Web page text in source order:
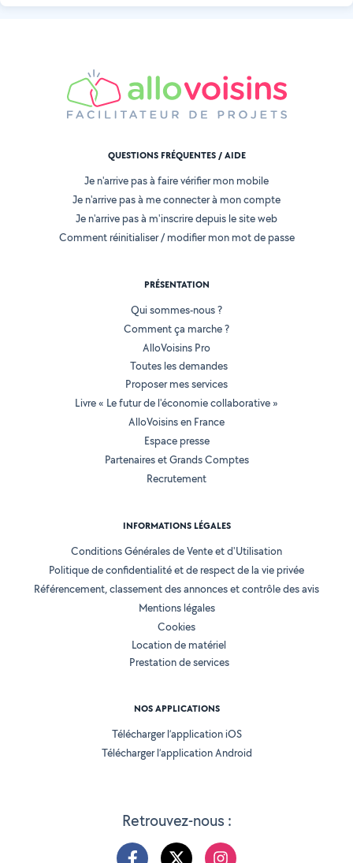
Retrouvez-nous :
QUESTIONS FRÉQUENTES / AIDE
Je n'arrive pas à faire vérifier mon mobile
Je n'arrive pas à me connecter à mon compte
Je n'arrive pas à m'inscrire depuis le site web
Comment réinitialiser / modifier mon mot de passe
PRÉSENTATION
Qui sommes-nous ?
Comment ça marche ?
AlloVoisins Pro
Toutes les demandes
Proposer mes services
Livre « Le futur de l'économie collaborative »
AlloVoisins en France
Espace presse
Partenaires et Grands Comptes
Recrutement
INFORMATIONS LÉGALES
Conditions Générales de Vente et d'Utilisation
Politique de confidentialité et de respect de la vie privée
Référencement, classement des annonces et contrôle des avis
Mentions légales
Cookies
Location de matériel
Prestation de services
NOS APPLICATIONS
Télécharger l’application iOS
Télécharger l’application Android